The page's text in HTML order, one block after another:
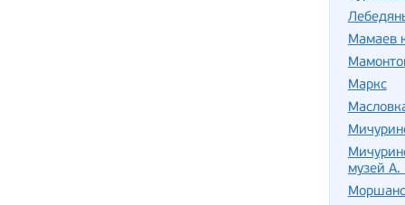
Мамаев
Маркс
музей А.